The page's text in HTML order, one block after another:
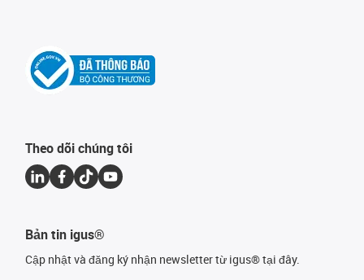
Theo dõi chúng tôi
Bản tin igus®
Cập nhật và đăng ký nhận newsletter từ igus® tại đây.